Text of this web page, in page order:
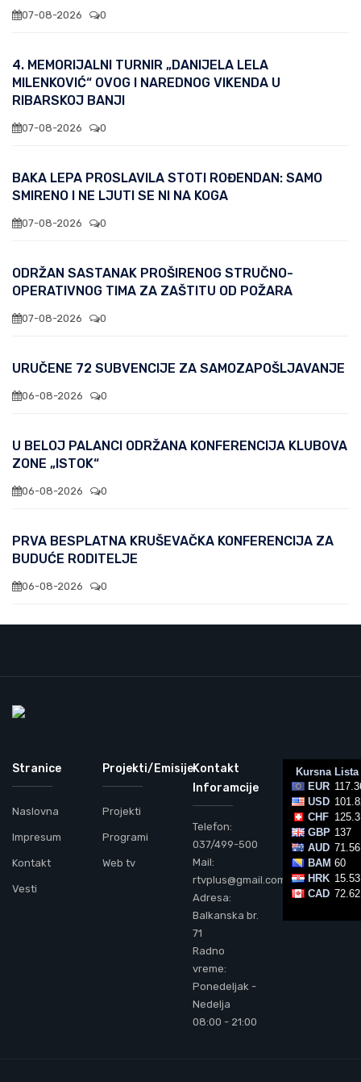
07-08-2026 0
4. MEMORIJALNI TURNIR „DANIJELA LELA
MILENKOVIĆ“ OVOG I NAREDNOG VIKENDA U
RIBARSKOJ BANJI
07-08-2026 0
BAKA LEPA PROSLAVILA STOTI ROĐENDAN: SAMO
SMIRENO I NE LJUTI SE NI NA KOGA
07-08-2026 0
ODRŽAN SASTANAK PROŠIRENOG STRUČNO-
OPERATIVNOG TIMA ZA ZAŠTITU OD POŽARA
07-08-2026 0
URUČENE 72 SUBVENCIJE ZA SAMOZAPOŠLJAVANJE
06-08-2026 0
U BELOJ PALANCI ODRŽANA KONFERENCIJA KLUBOVA
ZONE „ISTOK“
06-08-2026 0
PRVA BESPLATNA KRUŠEVAČKA KONFERENCIJA ZA
BUDUĆE RODITELJE
06-08-2026 0
Stranice
Naslovna
Impresum
Kontakt
Vesti
Projekti/Emisije
Projekti
Programi
Web tv
Kontakt
Inforamcije
Telefon:
037/499-500
Mail:
rtvplus@gmail.com
Adresa:
Balkanska br.
71
Radno
vreme:
Ponedeljak -
Nedelja
08:00 - 21:00